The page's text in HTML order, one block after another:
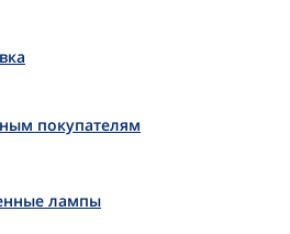
покупателям
лампы